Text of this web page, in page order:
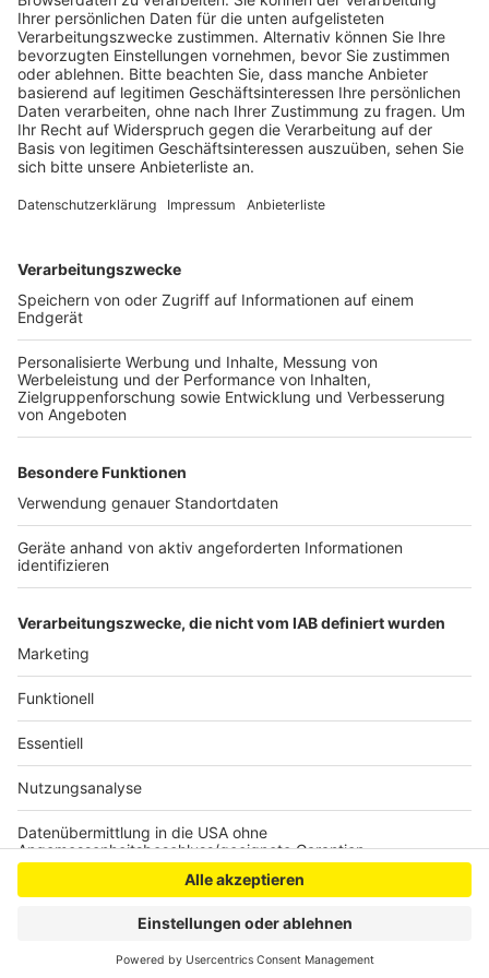
Anzeige
Anzeige
Täter konnten nicht ermittelt werden
Mitarbeiter der Kreis-Straßenmeisterei haben entlang
der Kreisstraßen 20 und 24 in Pulheim 25 neue
Ahornbäume gepflanzt. Sie sind Ersatz für die illegalen
Fällungen vor rund zwei Jahren. Damals hatten
unbekannte Täter in einem Akt mutwilliger Zerstörung
die frisch angepflanzte Bäume zerstört. Trotz
intensiver Ermittlungen habe man die Verantwortlichen
ähnliche Vorfälle künftig zu verhindern, bitten die
Verantwortlichen die Bürgerinnen und Bürger um
erhöhte Aufmerksamkeit. Wer etwas Verdächtiges
beobachtet, soll umgehend die Polizei informieren.
Anzeige